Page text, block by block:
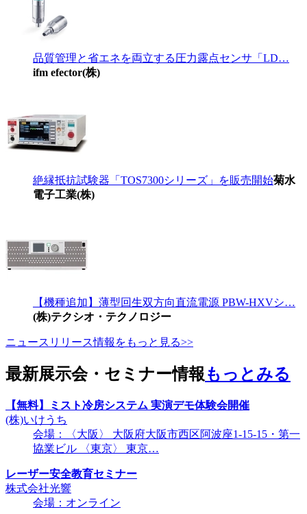
品質管理と省エネを両立する圧力露点センサ「LD…
ifm efector(株)
絶縁抵抗試験器「TOS7300シリーズ」を販売開始菊水
電子工業(株)
【機種追加】薄型回生双方向直流電源 PBW-HXVシ…
(株)テクシオ・テクノロジー
ニュースリリース情報をもっと見る>>
最新展示会・セミナー情報もっとみる
【無料】ミスト冷房システム 実演デモ体験会開催
(株)いけうち
会場：〈大阪〉 大阪府大阪市西区阿波座1-15-15・第一
協業ビル 〈東京〉 東京…
レーザー安全教育セミナー
株式会社光響
会場：オンライン